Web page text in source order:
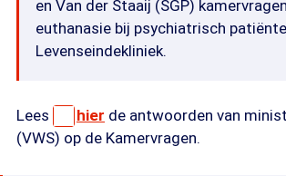
en Van der Staaij (SGP)
euthanasie bij psychiatrisch
Levenseindekliniek.
Lees hier de antwoorden van
(VWS) op de Kamervragen.